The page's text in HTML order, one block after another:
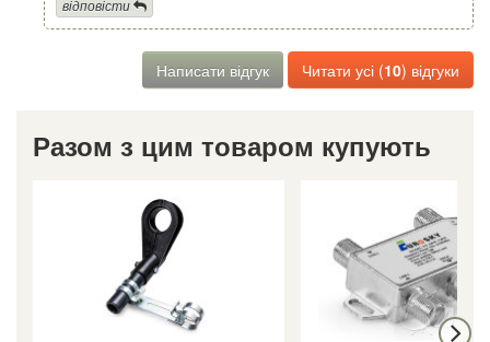
відповісти
Написати відгук Читати усі (10) відгуки
Разом з цим товаром купують